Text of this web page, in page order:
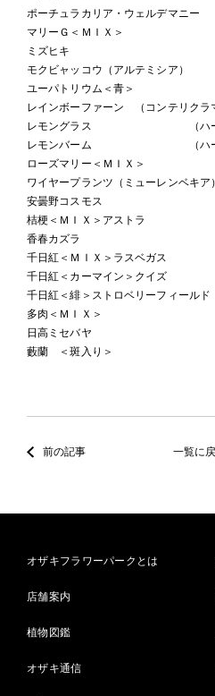
ポーチュラカリア・ウェルデマニー
マリーＧ＜ＭＩＸ＞
ミズヒキ
モクビャッコウ（アルテミシア）
ユーパトリウム＜青＞
レインボーファーン （コンテリクラ
レモングラス （ハー
レモンバーム （ハー
ローズマリー＜ＭＩＸ＞
ワイヤープランツ（ミューレンベキア）
安曇野コスモス
桔梗＜ＭＩＸ＞アストラ
香春カズラ
千日紅＜ＭＩＸ＞ラスベガス
千日紅＜カーマイン＞クイズ
千日紅＜緋＞ストロベリーフィールド
多肉＜ＭＩＸ＞
日高ミセバヤ
藪蘭 ＜斑入り＞
前の記事 一覧に
オザキフラワーパークとは
店舗案内
植物図鑑
オザキ通信